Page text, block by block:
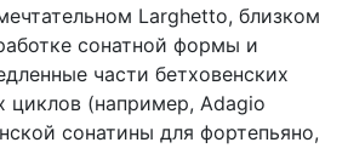
Larghetto, близком
сонатной формы и
части бетховенских
циклов (например, Adagio
сонатины для фортепьяно,